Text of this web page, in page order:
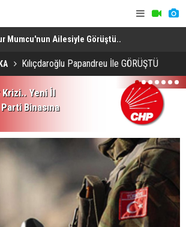
Mumcu'nun Ailesiyle Görüştü..
Aydınlatılmalı! Sahili’ne
Kılıçdaroğlu Papandreu İle GÖRÜŞTÜ
Krizi.. Yeni İl
Binasına
1 2 3 4 5 6 7